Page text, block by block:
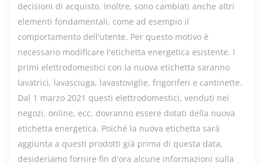
decisioni di acquisto. Inoltre, sono cambiati anche altri
elementi fondamentali, come ad esempio il
comportamento dell'utente. Per questo motivo è
necessario modificare l'etichetta energetica esistente. I
primi elettrodomestici con la nuova etichetta saranno
lavatrici, lavasciuga, lavastoviglie, frigoriferi e cantinette.
Dal 1 marzo 2021 questi elettrodomestici, venduti nei
negozi, online, ecc. dovranno essere dotati della nuova
etichetta energetica. Poiché la nuova etichetta sarà
aggiunta a questi prodotti già prima di questa data,
desideriamo fornire fin d'ora alcune informazioni sulla